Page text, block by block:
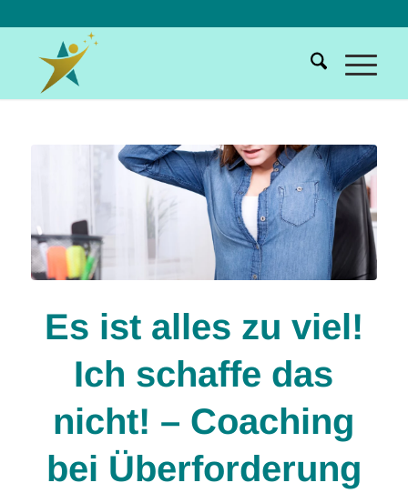
Es ist alles zu viel!
Ich schaffe das
nicht! – Coaching
bei Überforderung